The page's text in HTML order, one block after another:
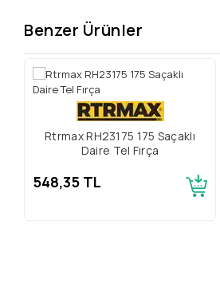
Benzer Ürünler
Rtrmax RH23175 175 Saçaklı
Daire Tel Fırça
548,35 TL